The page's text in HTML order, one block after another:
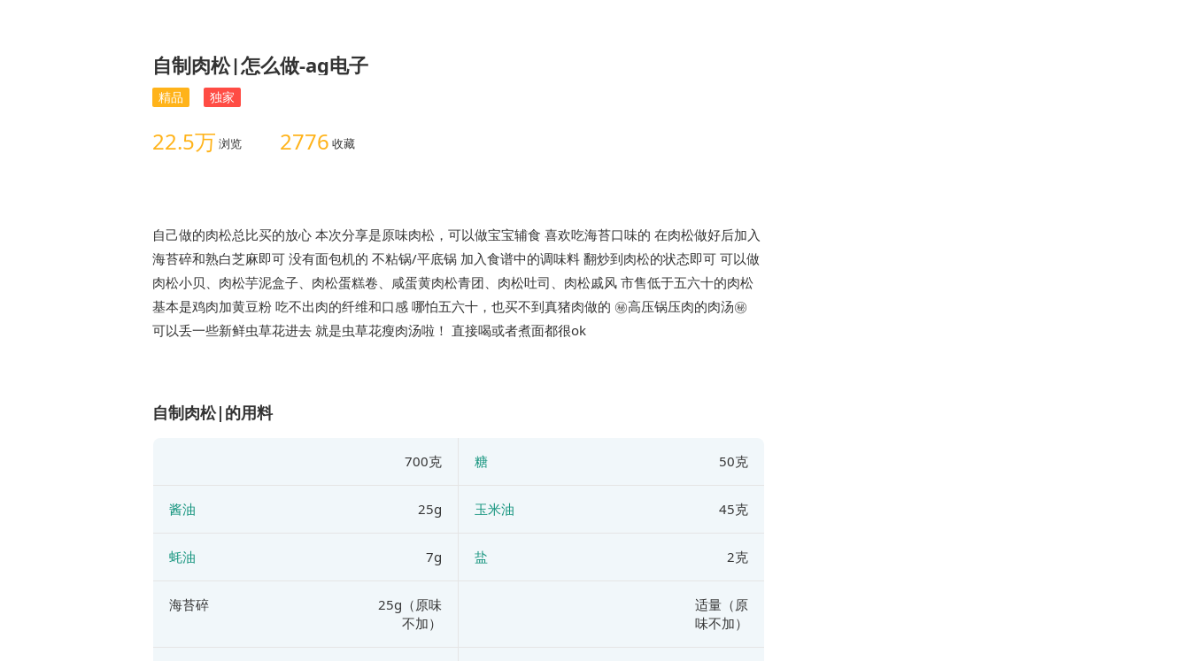
自制肉松|怎么做-ag电子
精品 独家
22.5万 浏览 2776 收藏
自己做的肉松总比买的放心 本次分享是原味肉松，可以做宝宝辅食 喜欢吃海苔口味的 在肉松做好后加入
海苔碎和熟白芝麻即可 没有面包机的 不粘锅/平底锅 加入食谱中的调味料 翻炒到肉松的状态即可 可以做
肉松小贝、肉松芋泥盒子、肉松蛋糕卷、咸蛋黄肉松青团、肉松吐司、肉松戚风 市售低于五六十的肉松
基本是鸡肉加黄豆粉 吃不出肉的纤维和口感 哪怕五六十，也买不到真猪肉做的 ㊙️高压锅压肉的肉汤㊙️
可以丢一些新鲜虫草花进去 就是虫草花瘦肉汤啦！ 直接喝或者煮面都很ok
自制肉松|的用料
700克 糖 50克
酱油 25g 玉米油 45克
蚝油 7g 盐 2克
海苔碎
25g（原味
不加）
适量（原
味不加）